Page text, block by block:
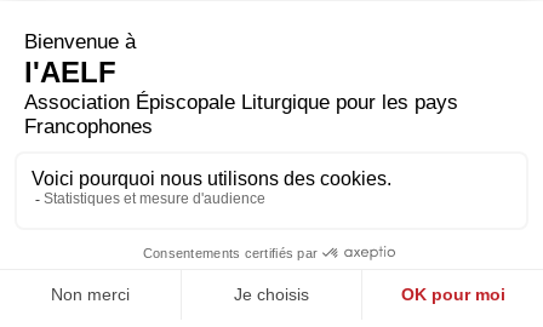
lui aussi vivra par moi.
Tel est le pain qui est descendu du ciel :
il n’est pas comme celui que les pères ont mangé.
Eux, ils sont morts ;
celui qui mange ce pain
vivra éternellement. »
– Acclamons la Parole de Dieu.